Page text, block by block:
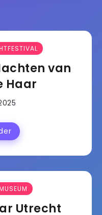
van
Haar
Utrecht